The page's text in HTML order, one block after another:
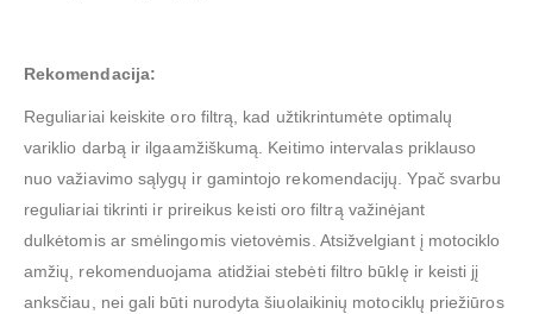
Rekomendacija:
Reguliariai keiskite oro filtrą, kad užtikrintumėte optimalų
variklio darbą ir ilgaamžiškumą. Keitimo intervalas priklauso
nuo važiavimo sąlygų ir gamintojo rekomendacijų. Ypač svarbu
reguliariai tikrinti ir prireikus keisti oro filtrą važinėjant
dulkėtomis ar smėlingomis vietovėmis. Atsižvelgiant į motociklo
amžių, rekomenduojama atidžiai stebėti filtro būklę ir keisti jį
anksčiau, nei gali būti nurodyta šiuolaikinių motociklų priežiūros